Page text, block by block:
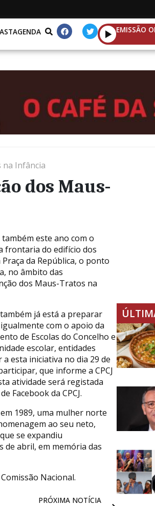
AGENDA EMISSÃO
Infância
dos Maus-
este ano com o
frontaria do edifício dos
da República, o ponto
no âmbito das
dos Maus-Tratos na
já está a preparar
com o apoio da
de Escolas do Concelho e
escolar, entidades
esta iniciativa no dia 29 de
que informe a CPCJ
atividade será registada
Facebook da CPCJ.
1989, uma mulher norte
ao seu neto,
se expandiu
de abril, em memória das
Nacional.
PRÓXIMA NOTÍCIA